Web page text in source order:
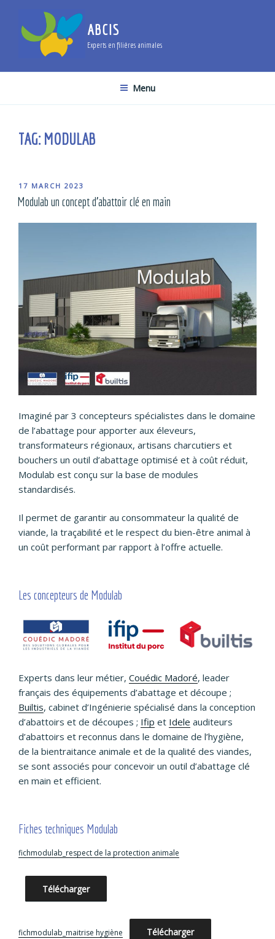
content
ABCIS
Experts en filières animales
Menu
TAG: MODULAB
POSTED
ON
17 MARCH 2023
Modulab un concept d’abattoir clé en main
Imaginé par 3 concepteurs spécialistes dans le domaine
de l’abattage pour apporter aux éleveurs,
transformateurs régionaux, artisans charcutiers et
bouchers un outil d’abattage optimisé et à coût réduit,
Modulab est conçu sur la base de modules
standardisés.
Il permet de garantir au consommateur la qualité de
viande, la traçabilité et le respect du bien-être animal à
un coût performant par rapport à l’offre actuelle.
Les concepteurs de Modulab
Experts dans leur métier, Couédic Madoré, leader
français des équipements d’abattage et découpe ;
Builtis, cabinet d’Ingénierie spécialisé dans la conception
d’abattoirs et de découpes ; Ifip et Idele auditeurs
d’abattoirs et reconnus dans le domaine de l’hygiène,
de la bientraitance animale et de la qualité des viandes,
se sont associés pour concevoir un outil d’abattage clé
en main et efficient.
Fiches techniques Modulab
fichmodulab_respect de la protection animale
Télécharger
fichmodulab_maitrise hygiène Télécharger